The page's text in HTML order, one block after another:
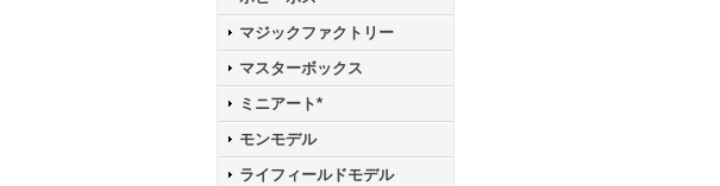
マジックファクトリー
マスターボックス
ミニアート*
モンモデル
ライフィールドモデル